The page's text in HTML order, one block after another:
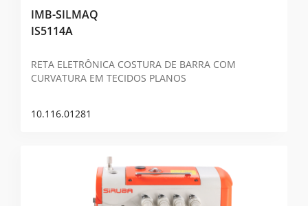
IMB-SILMAQ
IS5114A
RETA ELETRÔNICA COSTURA DE BARRA COM
CURVATURA EM TECIDOS PLANOS
10.116.01281